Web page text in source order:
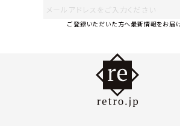
ご登録いただいた方へ最新情報をお届け